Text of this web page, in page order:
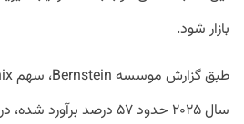
بازار شود.
سال ۲۰۲۵ حدود ۵۷ درصد